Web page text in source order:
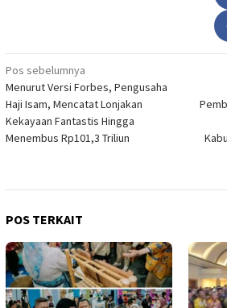
Navigasi
pos
Pos sebelumnya
Menurut Versi Forbes, Pengusaha
Haji Isam, Mencatat Lonjakan
Kekayaan Fantastis Hingga
Menembus Rp101,3 Triliun
POS TERKAIT